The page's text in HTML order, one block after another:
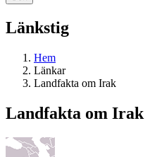
Länkstig
Hem
Länkar
Landfakta om Irak
Landfakta om Irak